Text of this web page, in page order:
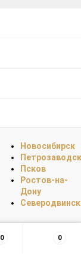
Новосибирск
Петрозаводск
Псков
Ростов-на-
Дону
Северодвинск
0 0